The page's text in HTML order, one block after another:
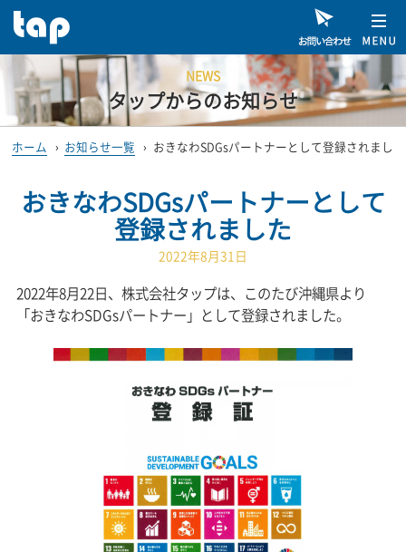
NEWS
タップからのお知らせ
ホーム › お知らせ一覧 › おきなわSDGsパートナーとして登録されました
おきなわSDGsパートナーとして
登録されました
2022年8月31日
2022年8月22日、株式会社タップは、このたび沖縄県より
「おきなわSDGsパートナー」として登録されました。